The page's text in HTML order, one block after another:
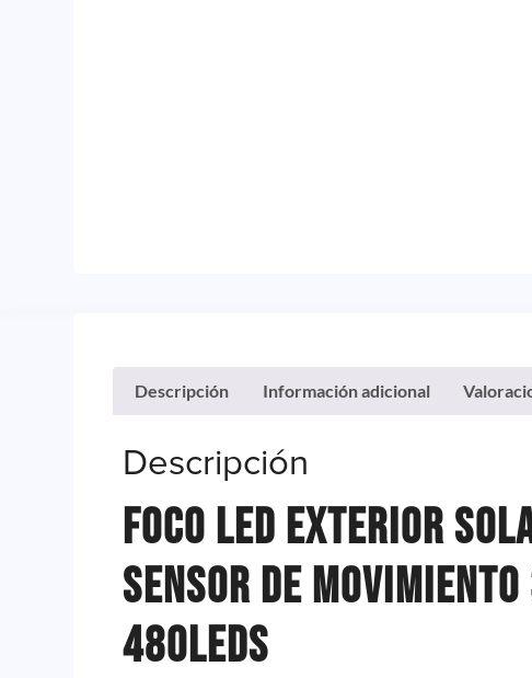
Descripción Información adicional
Descripción
Foco Led Exterior
Sensor De
480Leds